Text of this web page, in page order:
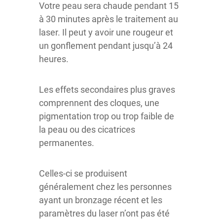
Votre peau sera chaude pendant 15
à 30 minutes après le traitement au
laser. Il peut y avoir une rougeur et
un gonflement pendant jusqu’à 24
heures.
Les effets secondaires plus graves
comprennent des cloques, une
pigmentation trop ou trop faible de
la peau ou des cicatrices
permanentes.
Celles-ci se produisent
généralement chez les personnes
ayant un bronzage récent et les
paramètres du laser n’ont pas été